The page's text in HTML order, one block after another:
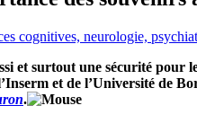
cognitives, neurologie,
et surtout une sécurité
et de l’Université de
.